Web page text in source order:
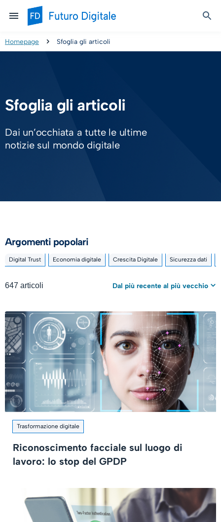
Homepage Sfoglia gli articoli
Sfoglia gli articoli
Dai un’occhiata a tutte le ultime
notizie sul mondo digitale
Argomenti popolari
Digital Trust Economia digitale Crescita Digitale Sicurezza dati
647 articoli Dal più recente al più vecchio
Trasformazione digitale
Riconoscimento facciale sul luogo di
lavoro: lo stop del GPDP